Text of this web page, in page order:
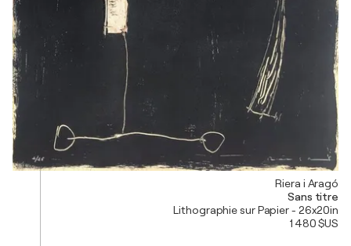
Riera i Aragó
Sans titre
Lithographie sur Papier - 26x20in
1 480 $US